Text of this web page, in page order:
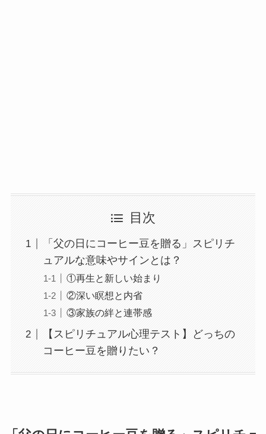
目次
「父の日にコーヒー豆を贈る」スピリチ
ュアルな意味やサインとは？
①再生と新しい始まり
②深い瞑想と内省
③家族の絆と連帯感
【スピリチュアル心理テスト】どっちの
コーヒー豆を贈りたい？